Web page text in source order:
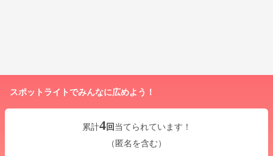
スポットライトでみんなに広めよう！
累計4回当てられています！
（匿名を含む）